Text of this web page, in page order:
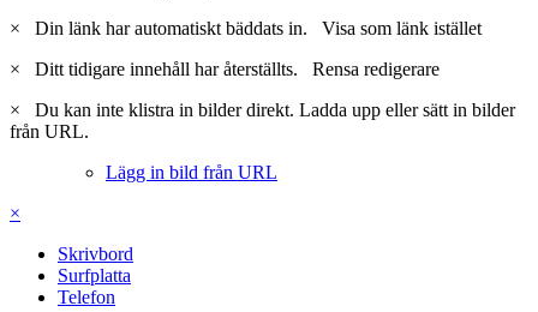
×
Din länk har automatiskt bäddats in. Visa som länk istället
×
Ditt tidigare innehåll har återställts. Rensa redigerare
×
Du kan inte klistra in bilder direkt. Ladda upp eller sätt in bilder
från URL.
Lägg in bild från URL
×
Skrivbord
Surfplatta
Telefon